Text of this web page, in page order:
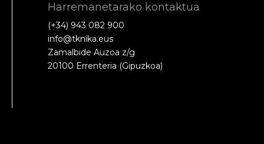
Harremanetarako kontaktua
(+34) 943 082 900
info@tknika.eus
Zamalbide Auzoa z/g
20100 Errenteria (Gipuzkoa)